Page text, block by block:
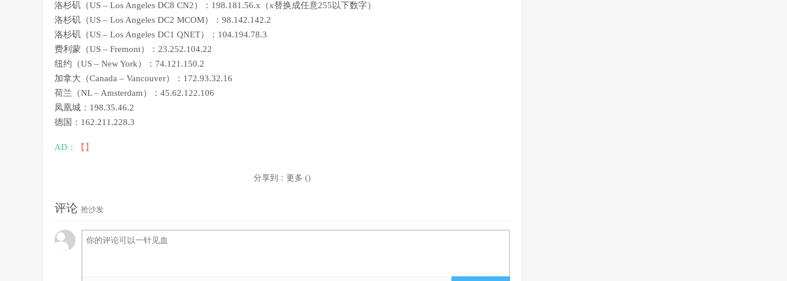
洛杉矶（US – Los Angeles DC8 CN2）：198.181.56.x（x替换成任意255以下数字）
洛杉矶（US – Los Angeles DC2 MCOM）：98.142.142.2
洛杉矶（US – Los Angeles DC1 QNET）：104.194.78.3
费利蒙（US – Fremont）：23.252.104.22
纽约（US – New York）：74.121.150.2
加拿大（Canada – Vancouver）：172.93.32.16
荷兰（NL – Amsterdam）：45.62.122.106
凤凰城：198.35.46.2
德国：162.211.228.3
AD： 【】
分享到： 更多 ()
评论 抢沙发